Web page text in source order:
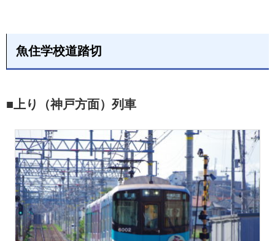
魚住学校道踏切
■上り（神戸方面）列車